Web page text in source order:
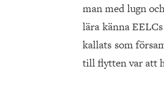
man med lugn
lära känna
kallats som
till flytten var att